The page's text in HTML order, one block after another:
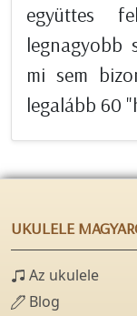
együttes
legnagyobb
mi sem
legalább 60
UKULELE
Az ukulele
Blog